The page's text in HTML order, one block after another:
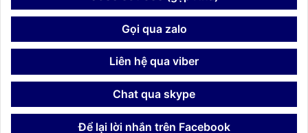
Gọi qua zalo
Liên hệ qua viber
Chat qua skype
Để lại lời nhắn trên Facebook